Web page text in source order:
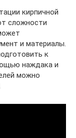
кирпичной
сложности
и материалы.
к
наждака и
можно